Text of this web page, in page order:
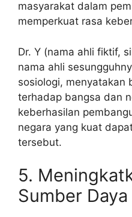
masyarakat dalam
memperkuat rasa
Dr. Y (nama ahli fiktif,
nama ahli
sosiologi, menyatakan
terhadap bangsa dan
keberhasilan
negara yang kuat
tersebut.
5.
Sumber